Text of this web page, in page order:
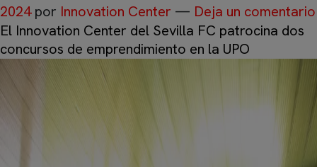
2024 por Innovation Center — Deja un comentario
El Innovation Center del Sevilla FC patrocina dos
concursos de emprendimiento en la UPO